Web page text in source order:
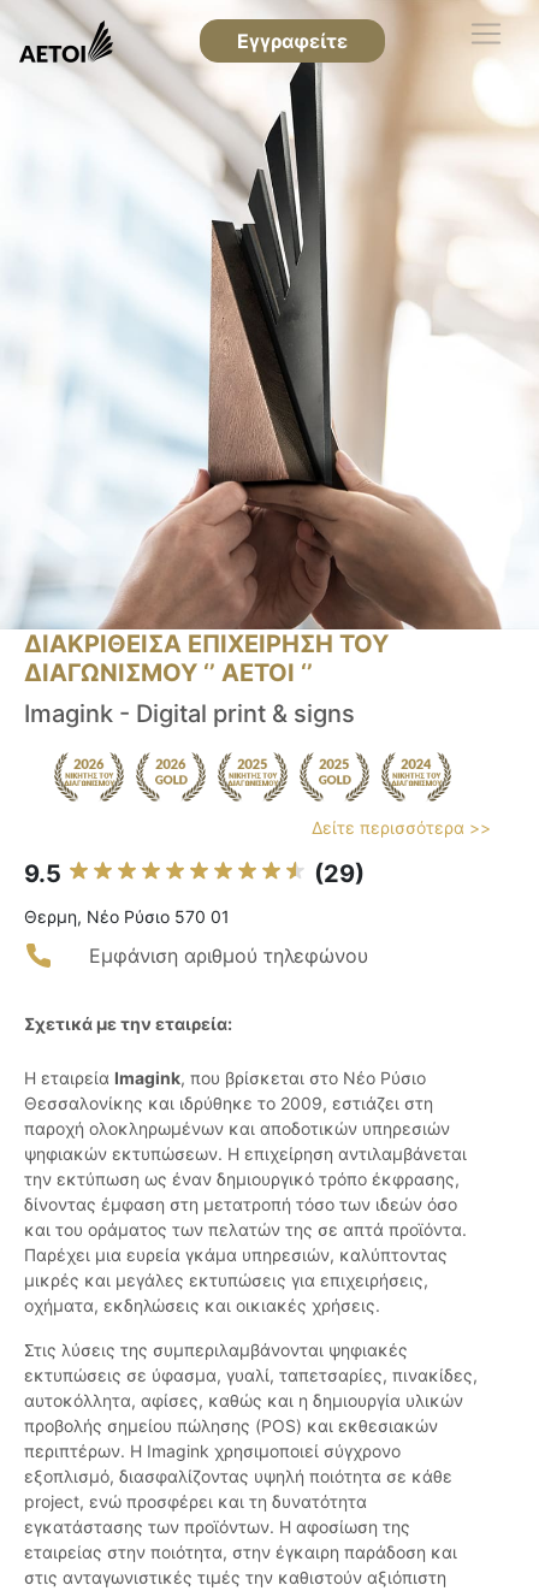
Εγγραφείτε
ΔΙΑΚΡΙΘΕΙΣΑ ΕΠΙΧΕΙΡΗΣΗ ΤΟΥ
ΔΙΑΓΩΝΙΣΜΟΥ ‘’ ΑΕΤΟΙ ‘’
Imagink - Digital print & signs
Δείτε περισσότερα >>
9.5 (29)
Θερμη, Νέο Ρύσιο 570 01
Εμφάνιση αριθμού τηλεφώνου
Σχετικά με την εταιρεία:
Η εταιρεία Imagink, που βρίσκεται στο Νέο Ρύσιο
Θεσσαλονίκης και ιδρύθηκε το 2009, εστιάζει στη
παροχή ολοκληρωμένων και αποδοτικών υπηρεσιών
ψηφιακών εκτυπώσεων. Η επιχείρηση αντιλαμβάνεται
την εκτύπωση ως έναν δημιουργικό τρόπο έκφρασης,
δίνοντας έμφαση στη μετατροπή τόσο των ιδεών όσο
και του οράματος των πελατών της σε απτά προϊόντα.
Παρέχει μια ευρεία γκάμα υπηρεσιών, καλύπτοντας
μικρές και μεγάλες εκτυπώσεις για επιχειρήσεις,
οχήματα, εκδηλώσεις και οικιακές χρήσεις.
Στις λύσεις της συμπεριλαμβάνονται ψηφιακές
εκτυπώσεις σε ύφασμα, γυαλί, ταπετσαρίες, πινακίδες,
αυτοκόλλητα, αφίσες, καθώς και η δημιουργία υλικών
προβολής σημείου πώλησης (POS) και εκθεσιακών
περιπτέρων. Η Imagink χρησιμοποιεί σύγχρονο
εξοπλισμό, διασφαλίζοντας υψηλή ποιότητα σε κάθε
project, ενώ προσφέρει και τη δυνατότητα
εγκατάστασης των προϊόντων. Η αφοσίωση της
εταιρείας στην ποιότητα, στην έγκαιρη παράδοση και
στις ανταγωνιστικές τιμές την καθιστούν αξιόπιστη